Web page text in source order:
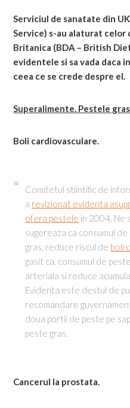
Serviciul de sanatate din
Service) s-au alaturat
Britanica (BDA – British
evidentele si sa vada daca
ceea ce se crede despre el.
Superalimente. Pestele
Boli cardiovasculare.
Comitetul stiintific de
a revizionat evidenta
ofera pestele in 2004. Ne
sugereaza ca consumul
gras, reduce riscul de boli
gasit ca, consumul de
arteriala si reduce
Evidenta este destul de
recomandare
doua portii de peste pe
peste gras.
Cancerul la prostata.